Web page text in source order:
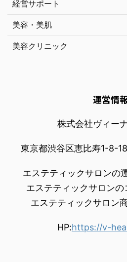
経営サポート
美容・美肌
美容クリニック
運営情
株式会社ヴィー
東京都渋谷区恵比寿1-8-
エステティックサロンの
エステティックサロン
エステティックサロン
HP:https://v-